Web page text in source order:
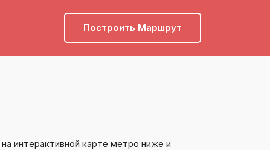
Построить Маршрут
на интерактивной карте метро ниже и